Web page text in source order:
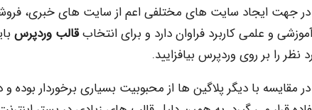
جهت ایجاد سایت های مختلفی اعم از سایت های خبری،
و علمی کاربرد فراوان دارد و برای انتخابقالب وردپرس
نظر را بر روی وردپرس بیافزایید.
مقایسه با دیگر پلاگین ها از محبوبیت بسیاری برخوردار بوده